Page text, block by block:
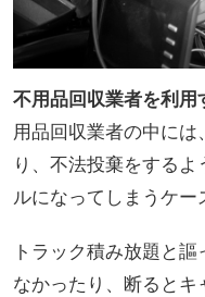
不用品回収業者を利用
用品回収業者の中に
り、不法投棄をするよ
ルになってしまうケー
トラック積み放題と
なかったり、断ると